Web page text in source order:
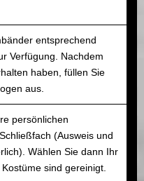
entsprechend
Verfügung. Nachdem
haben, füllen Sie
aus.
persönlichen
(Ausweis und
Wählen Sie dann Ihr
sind gereinigt.